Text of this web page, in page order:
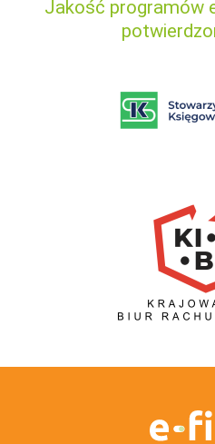
Jakość programów